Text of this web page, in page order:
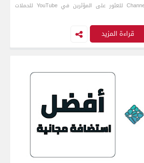
يُستخدم موقع ChannelCrawler للعثور على المؤثرين في YouTube للحملات
قراءة المزيد